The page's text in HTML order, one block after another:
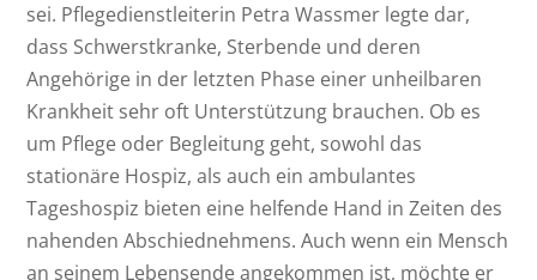
sei. Pflegedienstleiterin Petra Wassmer legte dar,
dass Schwerstkranke, Sterbende und deren
Angehörige in der letzten Phase einer unheilbaren
Krankheit sehr oft Unterstützung brauchen. Ob es
um Pflege oder Begleitung geht, sowohl das
stationäre Hospiz, als auch ein ambulantes
Tageshospiz bieten eine helfende Hand in Zeiten des
nahenden Abschiednehmens. Auch wenn ein Mensch
an seinem Lebensende angekommen ist, möchte er